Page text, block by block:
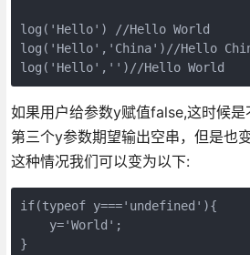
log('Hello') //Hello World
log('Hello','China')//Hello
log('Hello','')//Hello World
如果用户给参数y赋值false,这时候是
第三个y参数期望输出空串，但是也
这种情况我们可以变为以下:
if(typeof y==='undefined'){
    y='World';
}